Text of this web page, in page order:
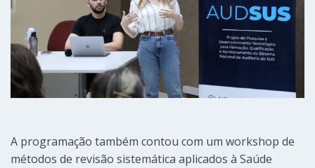
A programação também contou com um workshop de
métodos de revisão sistemática aplicados à Saúde